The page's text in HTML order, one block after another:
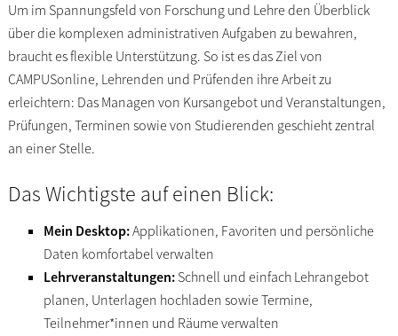
Um im Spannungsfeld von Forschung und Lehre den Überblick
über die komplexen administrativen Aufgaben zu bewahren,
braucht es flexible Unterstützung. So ist es das Ziel von
CAMPUSonline, Lehrenden und Prüfenden ihre Arbeit zu
erleichtern: Das Managen von Kursangebot und Veranstaltungen,
Prüfungen, Terminen sowie von Studierenden geschieht zentral
an einer Stelle.
Das Wichtigste auf einen Blick:
Mein Desktop:Applikationen, Favoriten und persönliche
Daten komfortabel verwalten
Lehrveranstaltungen:Schnell und einfach Lehrangebot
planen, Unterlagen hochladen sowie Termine,
Teilnehmer*innen und Räume verwalten